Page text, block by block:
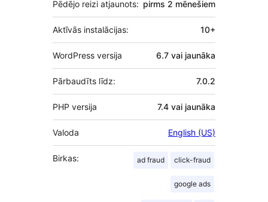
Pēdējo reizi atjaunots: pirms 2 mēnešiem
Aktīvās instalācijas: 10+
WordPress versija 6.7 vai jaunāka
Pārbaudīts līdz: 7.0.2
PHP versija 7.4 vai jaunāka
Valoda English (US)
Birkas: ad fraud click-fraud
google ads